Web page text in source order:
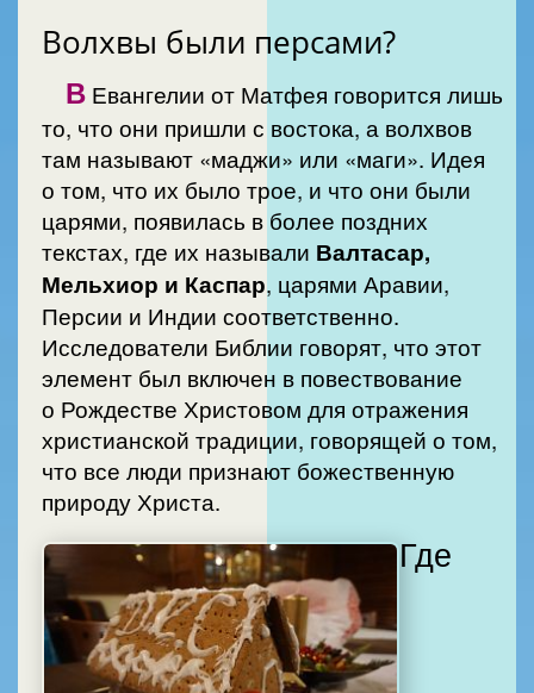
Волхвы были персами?
В Евангелии от Матфея говорится лишь
то, что они пришли с востока, а волхвов
там называют «маджи» или «маги». Идея
о том, что их было трое, и что они были
царями, появилась в более поздних
текстах, где их называли Валтасар,
Мельхиор и Каспар, царями Аравии,
Персии и Индии соответственно.
Исследователи Библии говорят, что этот
элемент был включен в повествование
о Рождестве Христовом для отражения
христианской традиции, говорящей о том,
что все люди признают божественную
природу Христа.
Где